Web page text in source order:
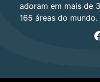
adoram em mais de
165 áreas do mundo.